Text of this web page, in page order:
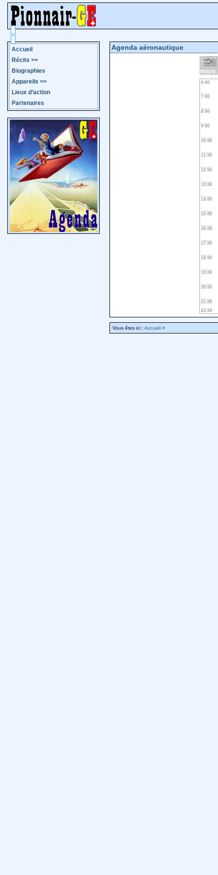
Accueil
Récits >>
Biographies
Appareils >>
Lieux d’action
Partenaires
Agenda aéronautique
mars
0:00
7:00
8:00
9:00
10:00
11:00
12:00
13:00
14:00
15:00
16:00
17:00
18:00
19:00
20:00
21:00
23:59
Vous êtes ici : Accueil >